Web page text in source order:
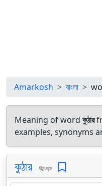
Amarkosh বাংলা
Meaning of word কুঠার
examples, synonyms
কুঠার বিশেষ্য